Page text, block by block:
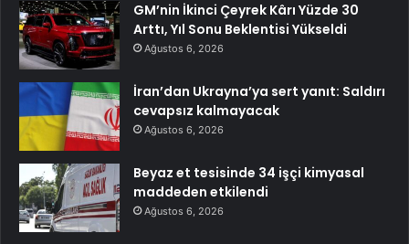
GM’nin İkinci Çeyrek Kârı Yüzde 30
Arttı, Yıl Sonu Beklentisi Yükseldi
Ağustos 6, 2026
İran’dan Ukrayna’ya sert yanıt: Saldırı
cevapsız kalmayacak
Ağustos 6, 2026
Beyaz et tesisinde 34 işçi kimyasal
maddeden etkilendi
Ağustos 6, 2026